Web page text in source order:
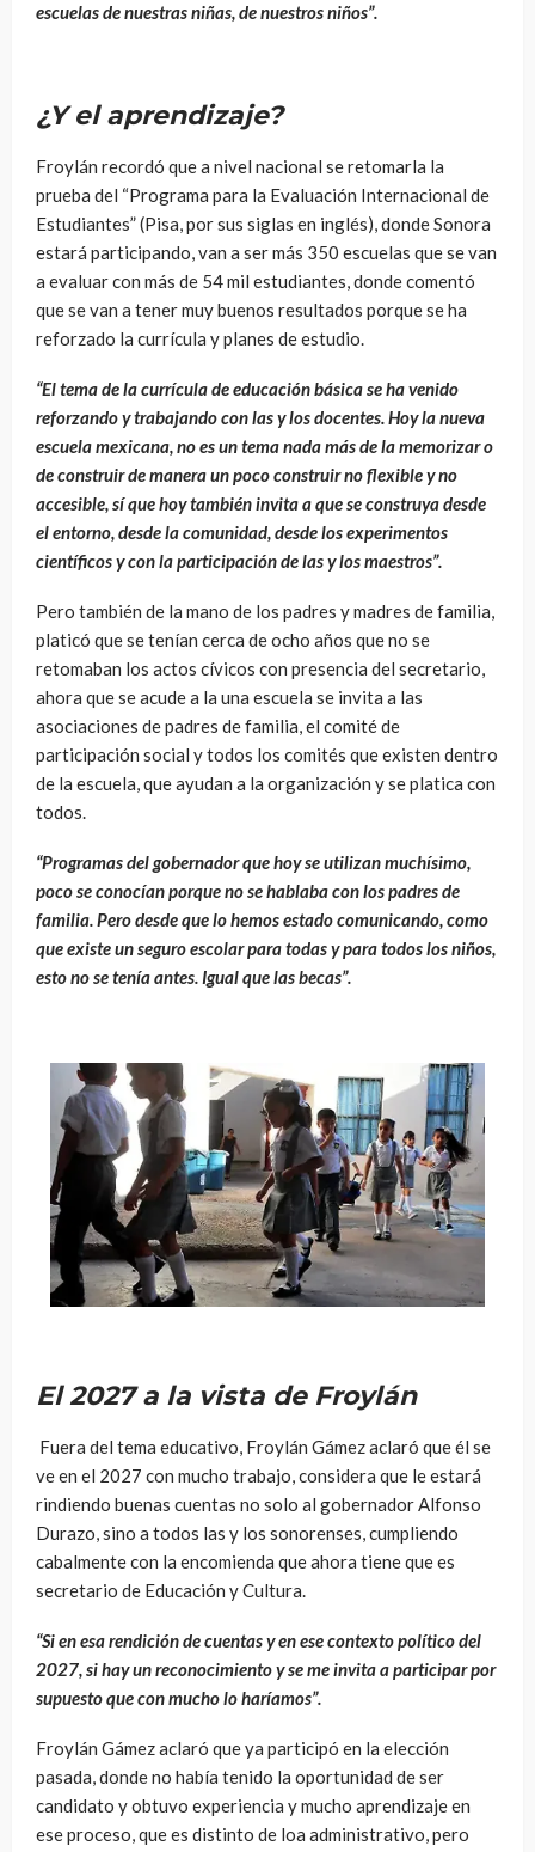
escuelas de nuestras niñas, de nuestros niños”.
¿Y el aprendizaje?
Froylán recordó que a nivel nacional se retomarla la
prueba del “Programa para la Evaluación Internacional de
Estudiantes” (Pisa, por sus siglas en inglés), donde Sonora
estará participando, van a ser más 350 escuelas que se van
a evaluar con más de 54 mil estudiantes, donde comentó
que se van a tener muy buenos resultados porque se ha
reforzado la currícula y planes de estudio.
“El tema de la currícula de educación básica se ha venido
reforzando y trabajando con las y los docentes. Hoy la nueva
escuela mexicana, no es un tema nada más de la memorizar o
de construir de manera un poco construir no flexible y no
accesible, sí que hoy también invita a que se construya desde
el entorno, desde la comunidad, desde los experimentos
científicos y con la participación de las y los maestros”.
Pero también de la mano de los padres y madres de familia,
platicó que se tenían cerca de ocho años que no se
retomaban los actos cívicos con presencia del secretario,
ahora que se acude a la una escuela se invita a las
asociaciones de padres de familia, el comité de
participación social y todos los comités que existen dentro
de la escuela, que ayudan a la organización y se platica con
todos.
“Programas del gobernador que hoy se utilizan muchísimo,
poco se conocían porque no se hablaba con los padres de
familia. Pero desde que lo hemos estado comunicando, como
que existe un seguro escolar para todas y para todos los niños,
esto no se tenía antes. Igual que las becas”.
El 2027 a la vista de Froylán
Fuera del tema educativo, Froylán Gámez aclaró que él se
ve en el 2027 con mucho trabajo, considera que le estará
rindiendo buenas cuentas no solo al gobernador Alfonso
Durazo, sino a todos las y los sonorenses, cumpliendo
cabalmente con la encomienda que ahora tiene que es
secretario de Educación y Cultura.
“Si en esa rendición de cuentas y en ese contexto político del
2027, si hay un reconocimiento y se me invita a participar por
supuesto que con mucho lo haríamos”.
Froylán Gámez aclaró que ya participó en la elección
pasada, donde no había tenido la oportunidad de ser
candidato y obtuvo experiencia y mucho aprendizaje en
ese proceso, que es distinto de loa administrativo, pero